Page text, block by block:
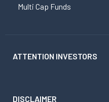
Multi Cap Funds
ATTENTION INVESTORS
DISCLAIMER